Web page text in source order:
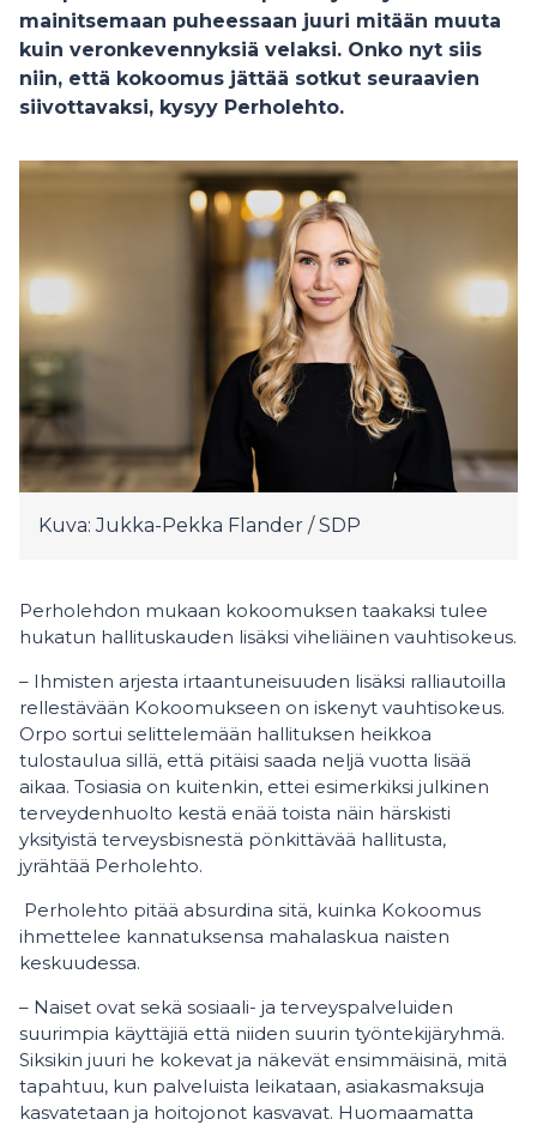
mainitsemaan puheessaan juuri mitään muuta
kuin veronkevennyksiä velaksi. Onko nyt siis
niin, että kokoomus jättää sotkut seuraavien
siivottavaksi, kysyy Perholehto.
Kuva: Jukka-Pekka Flander / SDP
Perholehdon mukaan kokoomuksen taakaksi tulee
hukatun hallituskauden lisäksi viheliäinen vauhtisokeus.
– Ihmisten arjesta irtaantuneisuuden lisäksi ralliautoilla
rellestävään Kokoomukseen on iskenyt vauhtisokeus.
Orpo sortui selittelemään hallituksen heikkoa
tulostaulua sillä, että pitäisi saada neljä vuotta lisää
aikaa. Tosiasia on kuitenkin, ettei esimerkiksi julkinen
terveydenhuolto kestä enää toista näin härskisti
yksityistä terveysbisnestä pönkittävää hallitusta,
jyrähtää Perholehto.
Perholehto pitää absurdina sitä, kuinka Kokoomus
ihmettelee kannatuksensa mahalaskua naisten
keskuudessa.
– Naiset ovat sekä sosiaali- ja terveyspalveluiden
suurimpia käyttäjiä että niiden suurin työntekijäryhmä.
Siksikin juuri he kokevat ja näkevät ensimmäisinä, mitä
tapahtuu, kun palveluista leikataan, asiakasmaksuja
kasvatetaan ja hoitojonot kasvavat. Huomaamatta